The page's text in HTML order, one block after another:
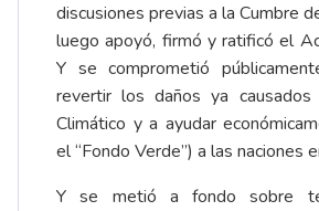
discusiones previas a la Cumbre
luego apoyó, firmó y ratificó el
Y se comprometió
revertir los daños ya
Climático y a ayudar
el “Fondo Verde”) a las naciones
Y se metió a fondo sobre